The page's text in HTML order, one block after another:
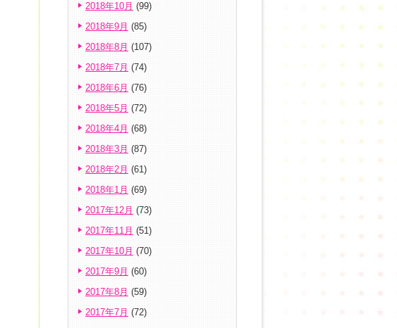
2018年10月 (99)
2018年9月 (85)
2018年8月 (107)
2018年7月 (74)
2018年6月 (76)
2018年5月 (72)
2018年4月 (68)
2018年3月 (87)
2018年2月 (61)
2018年1月 (69)
2017年12月 (73)
2017年11月 (51)
2017年10月 (70)
2017年9月 (60)
2017年8月 (59)
2017年7月 (72)